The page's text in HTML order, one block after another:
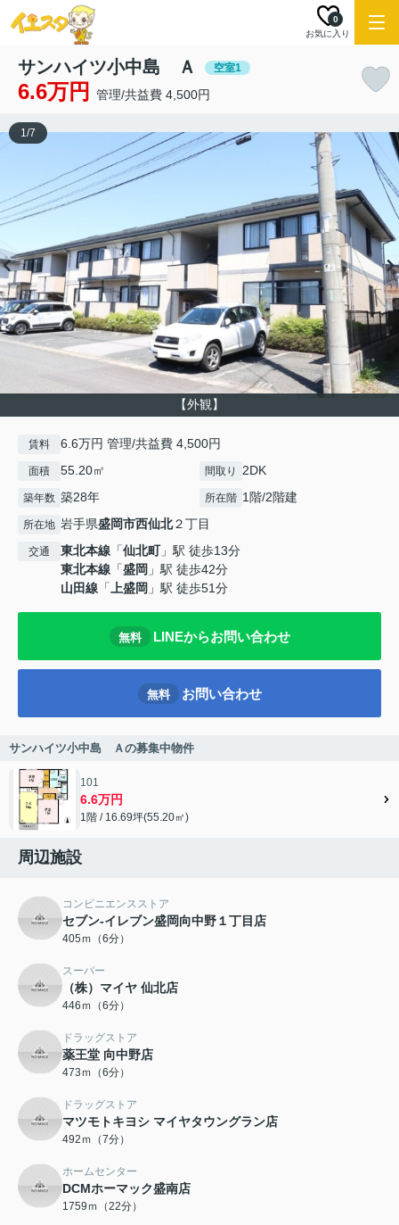
お気に入り
0
サンハイツ小中島 Ａ 空室1
6.6万円 管理/共益費 4,500円
【外観】
1/7
賃料 6.6万円 管理/共益費 4,500円
面積 55.20㎡ 間取り 2DK
築年数 築28年 所在階 1階/2階建
所在地 岩手県盛岡市西仙北２丁目
交通 東北本線 「仙北町」駅 徒歩13分
東北本線 「盛岡 」駅 徒歩42分
山田線 「上盛岡 」駅 徒歩51分
無料 LINEからお問い合わせ
無料 お問い合わせ
サンハイツ小中島 Ａの募集中物件
101
6.6万円
1階 / 16.69坪(55.20㎡)
周辺施設
コンビニエンスストア
セブン-イレブン盛岡向中野１丁目店
405ｍ（6分）
スーパー
（株）マイヤ 仙北店
446ｍ（6分）
ドラッグストア
薬王堂 向中野店
473ｍ（6分）
ドラッグストア
マツモトキヨシ マイヤタウングラン店
492ｍ（7分）
ホームセンター
DCMホーマック盛南店
1759ｍ（22分）